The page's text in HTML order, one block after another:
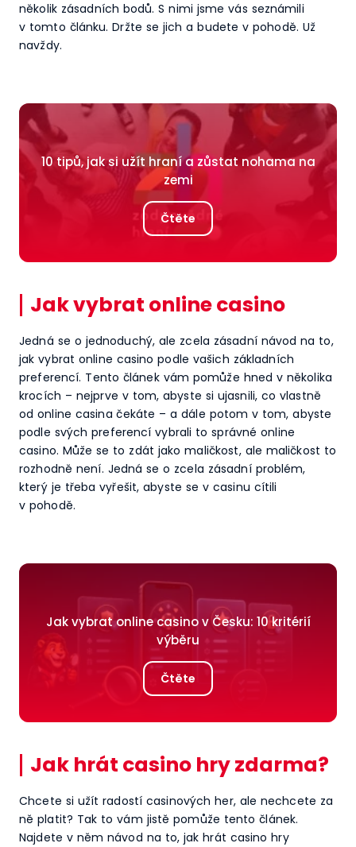
několik zásadních bodů. S nimi jsme vás seznámili
v tomto článku. Držte se jich a budete v pohodě. Už
navždy.
10 tipů, jak si užít hraní a zůstat nohama na
zemi
Čtěte
Jak vybrat online casino
Jedná se o jednoduchý, ale zcela zásadní návod na to,
jak vybrat online casino podle vašich základních
preferencí. Tento článek vám pomůže hned v několika
krocích – nejprve v tom, abyste si ujasnili, co vlastně
od online casina čekáte – a dále potom v tom, abyste
podle svých preferencí vybrali to správné online
casino. Může se to zdát jako maličkost, ale maličkost to
rozhodně není. Jedná se o zcela zásadní problém,
který je třeba vyřešit, abyste se v casinu cítili
v pohodě.
Jak vybrat online casino v Česku: 10 kritérií
výběru
Čtěte
Jak hrát casino hry zdarma?
Chcete si užít radostí casinových her, ale nechcete za
ně platit? Tak to vám jistě pomůže tento článek.
Najdete v něm návod na to, jak hrát casino hry